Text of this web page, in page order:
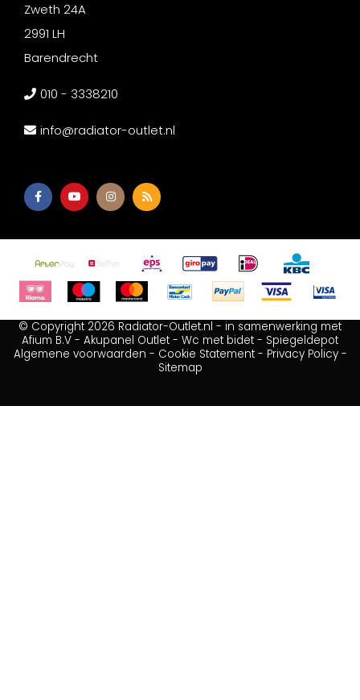
Zweth 24A
2991 LH
Barendrecht
010 - 3338210
info@radiator-outlet.nl
© Copyright 2026 Radiator-Outlet.nl - in samenwerking met
Afium B.V - Akupanel Outlet - Wc met bidet - Spiegeldepot
Algemene voorwaarden - Cookie Statement- Privacy Policy-
Sitemap